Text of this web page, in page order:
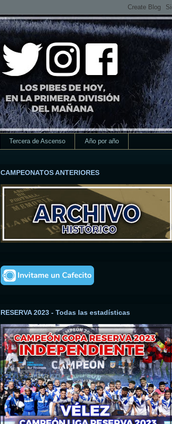
Tercera de Ascenso Año por año
CAMPEONATOS ANTERIORES
RESERVA 2023 - Todas las estadísticas